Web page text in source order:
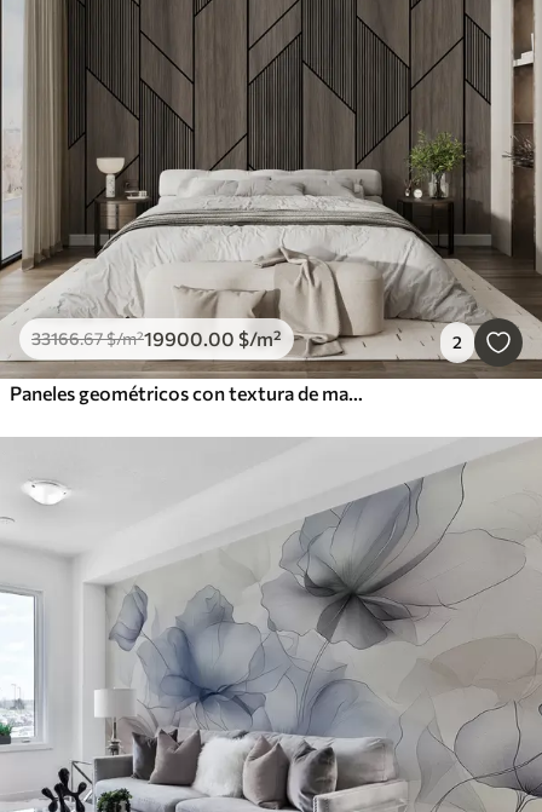
33166.67$/m²19900.00 $/m² 2
Paneles geométricos con textura de madera